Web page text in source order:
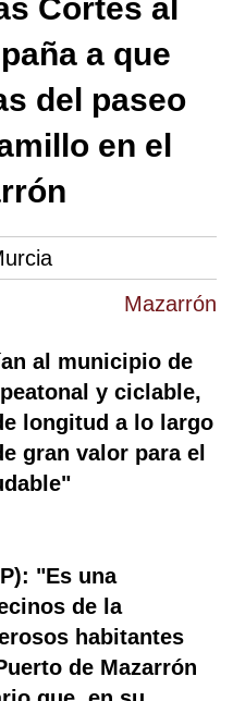
Mazarrón
Cortes al
a que
del paseo
en el
al municipio de
y ciclable,
longitud a lo largo
gran valor para el
"Es una
de la
habitantes
de Mazarrón